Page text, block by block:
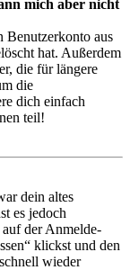
mich aber nicht
Benutzerkonto aus
hat. Außerdem
die für längere
die
dich einfach
teil!
dein altes
es jedoch
der Anmelde-
klickst und den
wieder